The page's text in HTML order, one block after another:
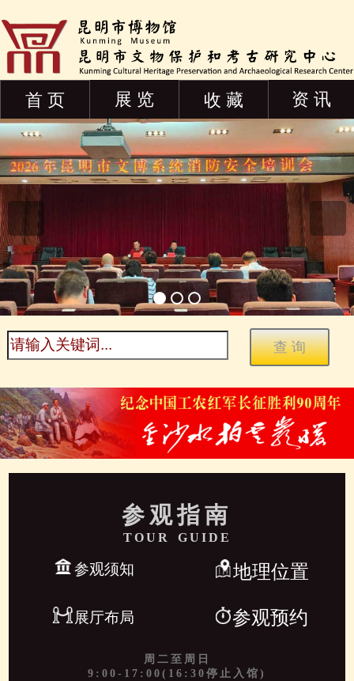
首 页 展 览 收 藏 资 讯
参观指南
TOUR GUIDE
参观须知 地理位置
展厅布局 参观预约
周二至周日
9:00-17:00(16:30停止入馆)